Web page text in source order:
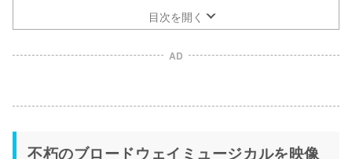
目次を開く
AD
不朽のブロードウェイミュージカルを映像